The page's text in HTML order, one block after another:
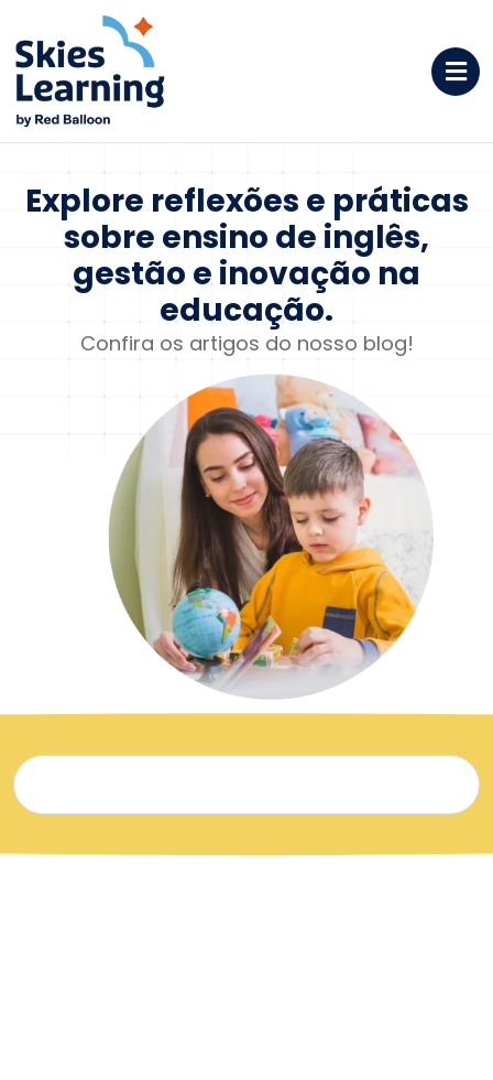
Explore reflexões e práticas
sobre ensino de inglês,
gestão e inovação na
educação.
Confira os artigos do nosso blog!